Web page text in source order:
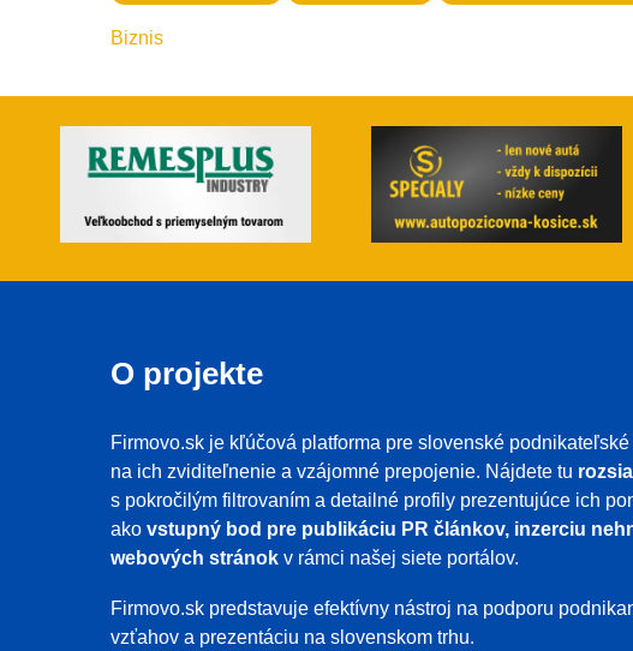
Biznis
O projekte
Firmovo.sk je kľúčová platforma pre slovenské
na ich zviditeľnenie a vzájomné prepojenie. Nájdete tu
s pokročilým filtrovaním a detailné profily prezentujúce ich
ako vstupný bod pre publikáciu PR článkov, inzerciu
webových stránok v rámci našej siete portálov.
Firmovo.sk predstavuje efektívny nástroj na podporu
vzťahov a prezentáciu na slovenskom trhu.